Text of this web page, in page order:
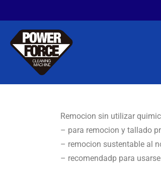
Remocion sin utilizar
– para remocion y tallado
– remocion sustentable al
– recomendadp para